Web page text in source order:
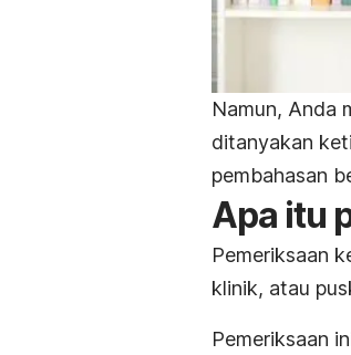
Namun, Anda
ditanyakan
pembahasan
Apa itu
Pemeriksaan
klinik, atau
Pemeriksaan